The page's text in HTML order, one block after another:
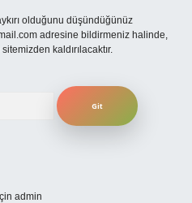
olduğunu düşündüğünüz
adresine bildirmeniz halinde,
kaldırılacaktır.
admin